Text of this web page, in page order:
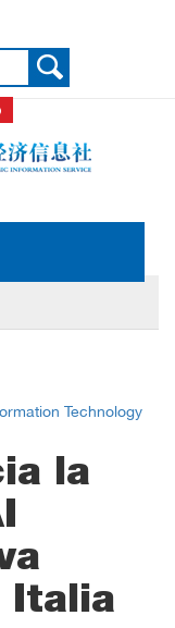
Technology
la
Italia